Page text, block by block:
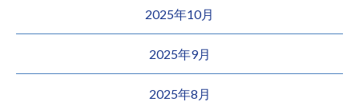
2025年10月
2025年9月
2025年8月